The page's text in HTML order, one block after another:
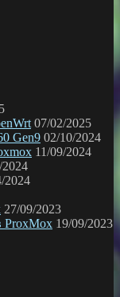
07/02/2025
Gen9 02/10/2024
11/09/2024
2024
2024
27/09/2023
ProxMox 19/09/2023